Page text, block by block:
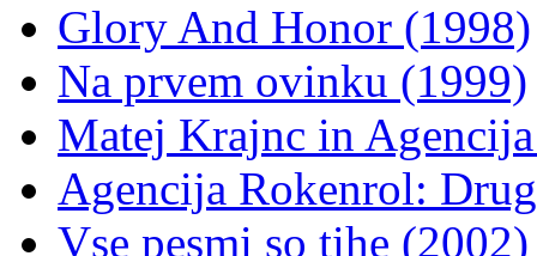
Glory And Honor (1998)
Na prvem ovinku (1999)
Matej Krajnc in
Agencija Rokenrol:
Vse pesmi so tihe (2002)